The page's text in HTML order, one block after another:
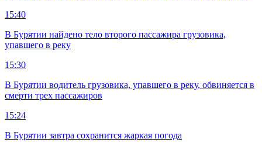
15:40
В Бурятии найдено тело второго пассажира грузовика,
упавшего в реку
15:30
В Бурятии водитель грузовика, упавшего в реку, обвиняется в
смерти трех пассажиров
15:24
В Бурятии завтра сохранится жаркая погода